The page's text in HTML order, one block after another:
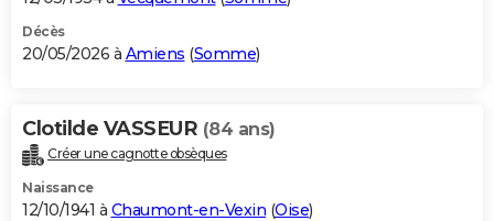
Décès
20/05/2026 à Amiens (Somme)
Clotilde VASSEUR (84 ans)
Créer une cagnotte obsèques
Naissance
12/10/1941 à Chaumont-en-Vexin (Oise)